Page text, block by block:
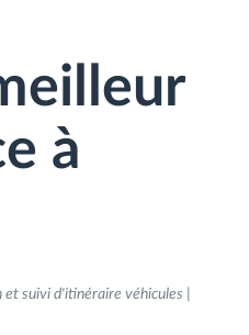
à
suivi d'itinéraire véhicules |